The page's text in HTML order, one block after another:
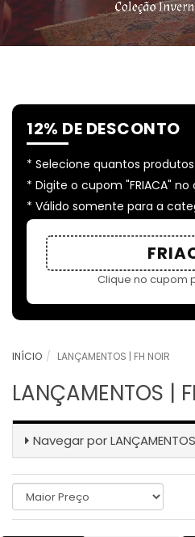
12% DE DESCONTO
Selecione quantos
Digite o cupom "FRIACA" no
Válido somente para a
Clique no cupom
INÍCIO LANÇAMENTOS | FH NOIR
LANÇAMENTOS |
Navegar por